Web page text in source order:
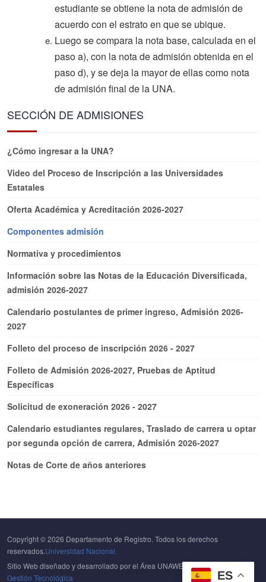
ES
estudiante se obtiene la nota de admisión de
acuerdo con el estrato en que se ubique.
Luego se compara la nota base, calculada en el
paso a), con la nota de admisión obtenida en el
paso d), y se deja la mayor de ellas como nota
de admisión final de la UNA.
SECCIÓN DE ADMISIONES
¿Cómo ingresar a la UNA?
Video del Proceso de Inscripción a las Universidades
Estatales
Oferta Académica y Acreditación 2026-2027
Componentes admisión
Normativa y procedimientos
Información sobre las Notas de la Educación Diversificada,
admisión 2026-2027
Calendario postulantes de primer ingreso, Admisión 2026-
2027
Folleto del proceso de inscripción 2026 - 2027
Folleto de Admisión 2026-2027, Pruebas de Aptitud
Específicas
Solicitud de exoneración 2026 - 2027
Calendario estudiantes regulares, Traslado de carrera u optar
por segunda opción de carrera, Admisión 2026-2027
Notas de Corte de años anteriores
Copyright © 2026 Departamento de Registro. Todos los derechos
reservados.Universidad Nacional.
Sitio Web diseñado y desarrollado por el Área UNAWEB delCentro de
Gestión Tecnológica